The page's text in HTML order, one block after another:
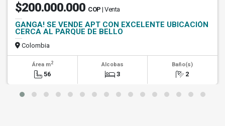
$200.000.000 COP | Venta
GANGA! SE VENDE APT CON EXCELENTE UBICACIÓN
CERCA AL PARQUE DE BELLO
Colombia
Área m2
56
Alcobas
3
Baño(s)
2